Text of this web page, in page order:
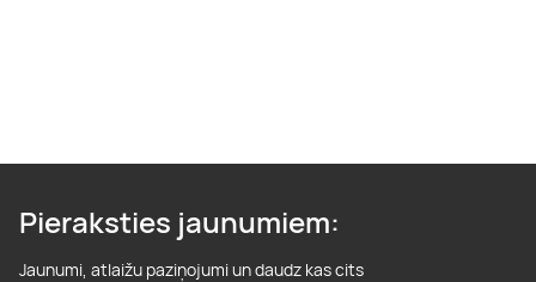
Pieraksties jaunumiem:
Jaunumi, atlaižu paziņojumi un daudz kas cits